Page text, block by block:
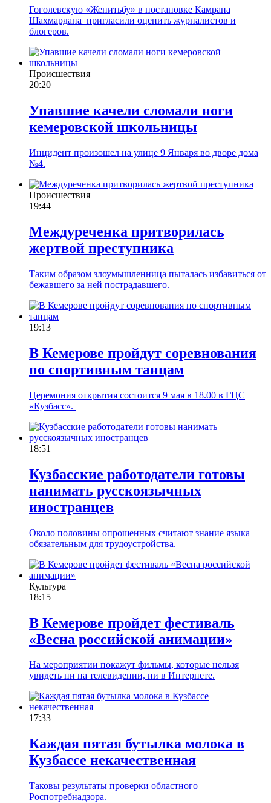
Гоголевскую «Женитьбу» в постановке Камрана
Шахмардана пригласили оценить журналистов и
блогеров.
Происшествия
20:20
Упавшие качели сломали ноги
кемеровской школьницы
Инцидент произошел на улице 9 Января во дворе дома
№4.
Происшествия
19:44
Междуреченка притворилась
жертвой преступника
Таким образом злоумышленница пыталась избавиться от
бежавшего за ней пострадавшего.
19:13
В Кемерове пройдут соревнования
по спортивным танцам
Церемония открытия состоится 9 мая в 18.00 в ГЦС
«Кузбасс».
18:51
Кузбасские работодатели готовы
нанимать русскоязычных
иностранцев
Около половины опрошенных считают знание языка
обязательным для трудоустройства.
Культура
18:15
В Кемерове пройдет фестиваль
«Весна российской анимации»
На мероприятии покажут фильмы, которые нельзя
увидеть ни на телевидении, ни в Интернете.
17:33
Каждая пятая бутылка молока в
Кузбассе некачественная
Таковы результаты проверки областного
Роспотребнадзора.